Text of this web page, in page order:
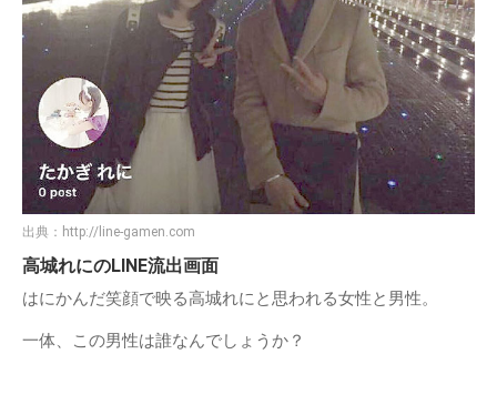
出典： http://line-gamen.com
高城れにのLINE流出画面
はにかんだ笑顔で映る高城れにと思われる女性と男性。
一体、この男性は誰なんでしょうか？